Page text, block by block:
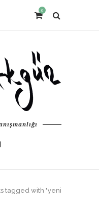
0
tagged with "yeni